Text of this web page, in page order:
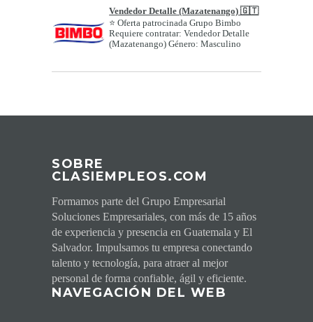
Vendedor Detalle (Mazatenango) 🇬🇹
⭐ Oferta patrocinada Grupo Bimbo
Requiere contratar: Vendedor Detalle
(Mazatenango) Género: Masculino
SOBRE
CLASIEMPLEOS.COM
Formamos parte del Grupo Empresarial
Soluciones Empresariales, con más de 15 años
de experiencia y presencia en Guatemala y El
Salvador. Impulsamos tu empresa conectando
talento y tecnología, para atraer al mejor
personal de forma confiable, ágil y eficiente.
NAVEGACIÓN DEL WEB